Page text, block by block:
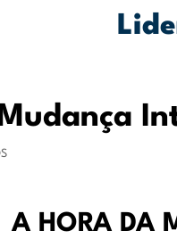
A HORA DA